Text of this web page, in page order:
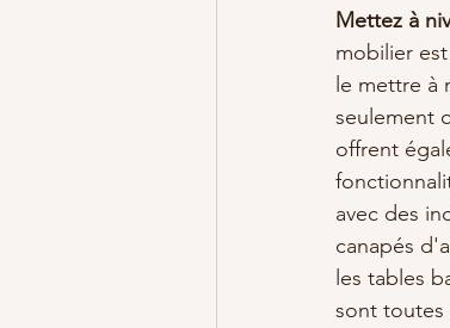
Mettez à
mobilier
le mettre à
seulement
offrent
avec des
canapés
les tables
sont toutes